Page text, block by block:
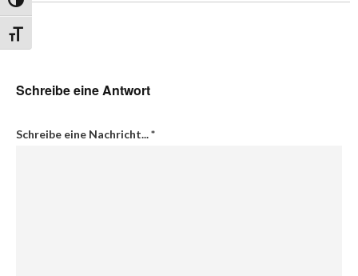
Umschalten auf hohe Kontraste
Schrift vergrößern
Schreibe eine Antwort
Schreibe eine Nachricht...*